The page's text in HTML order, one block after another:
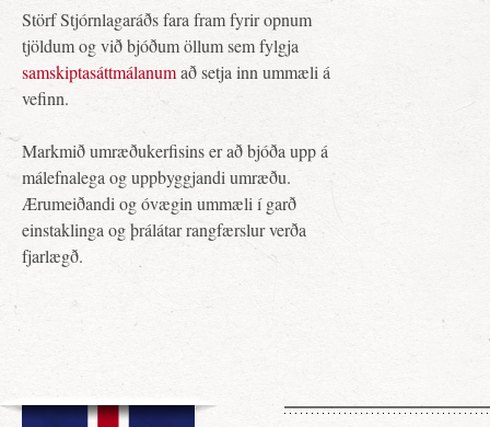
Störf Stjórnlagaráðs fara fram fyrir opnum
tjöldum og við bjóðum öllum sem fylgja
samskiptasáttmálanumað setja inn ummæli á
vefinn.
Markmið umræðukerfisins er að bjóða upp á
málefnalega og uppbyggjandi umræðu.
Ærumeiðandi og óvægin ummæli í garð
einstaklinga og þrálátar rangfærslur verða
fjarlægð.